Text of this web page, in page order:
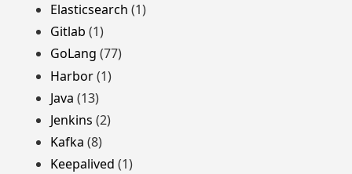
Elasticsearch (1)
Gitlab (1)
GoLang (77)
Harbor(1)
Java (13)
Jenkins (2)
Kafka (8)
Keepalived (1)